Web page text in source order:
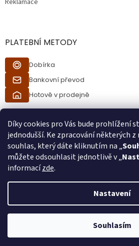
Díky cookies pro Vás bude prohlížení
jednodušší. Ke zpracování některých
souhlas, který dáte kliknutím na „
můžete odsouhlasit jednotlivě v „
informacízde.
Nastavení
Souhlasím
Při procesu objednávání bude ověřeno, zda jste
bankovní identity. Při převzetí zboží od kurýra
PLATEBNÍ METODY
Dobírka
Bankovní převod
Hotově v prodejně
Copyright 2026Ráj kuřáků.